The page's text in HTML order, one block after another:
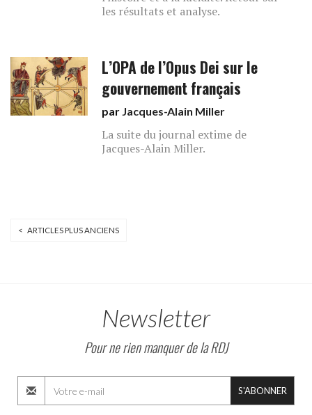
les résultats et analyse.
L’OPA de l’Opus Dei sur le
gouvernement français
par Jacques-Alain Miller
La suite du journal extime de
Jacques-Alain Miller.
< ARTICLES PLUS ANCIENS
Newsletter
Pour ne rien manquer de la RDJ
S'ABONNER